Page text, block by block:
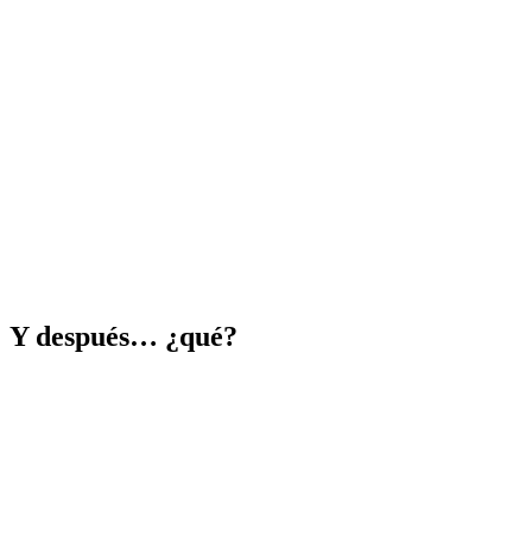
Y después… ¿qué?